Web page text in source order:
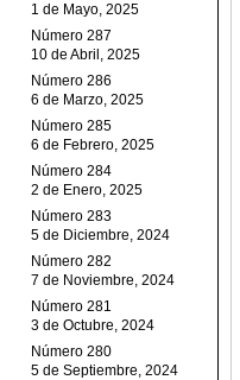
1 de Mayo, 2025
Número 287
10 de Abril, 2025
Número 286
6 de Marzo, 2025
Número 285
6 de Febrero, 2025
Número 284
2 de Enero, 2025
Número 283
5 de Diciembre, 2024
Número 282
7 de Noviembre, 2024
Número 281
3 de Octubre, 2024
Número 280
5 de Septiembre, 2024